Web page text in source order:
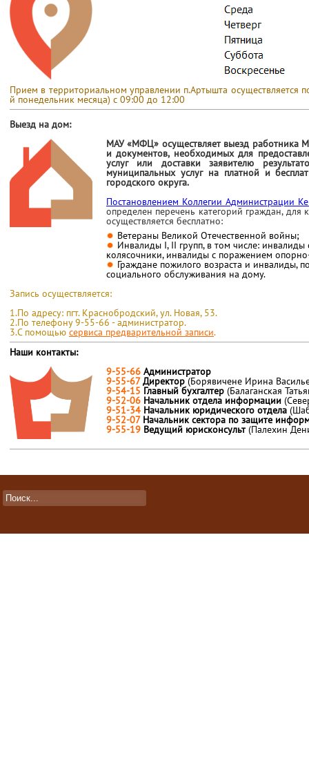
Прием в территориальном управлении п.Артышта
й понедельник месяца) с 09:00 до 12:00
Выезд на дом:
МАУ «МФЦ» осуществляет выезд работника
и документов, необходимых для
услуг или доставки заявителю
муниципальных услуг на платной и
городского округа.
Постановлением Коллегии Администрации
определен перечень категорий граждан,
осуществляется бесплатно:
Ветераны Великой Отечественной войны;
Инвалиды I, II групп, в том числе:
колясочники, инвалиды с поражением
Граждане пожилого возраста и инвалиды,
социального обслуживания на дому.
Запись осуществляется:
1.По адресу: пгт. Краснобродский, ул. Новая, 53.
2.По телефону 9-55-66 - администратор.
3.С помощью сервиса предварительной записи.
Наши контакты:
9-55-66 Администратор
9-55-67Директор(Борявичене Ирина
9-54-15 Главный бухгалтер (Балаганская
9-52-06 Начальник отдела информации
9-51-34 Начальник юридического отдела
9-52-07 Начальник сектора по защите
9-55-19 Ведущий юрисконсульт (Палехин